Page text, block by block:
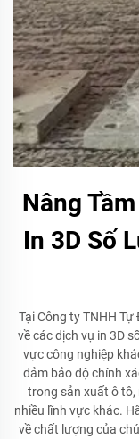
Nâng
In 3D Số
Tại Công ty TNHH
về các dịch vụ in 3D
vực công nghiệp
đảm bảo độ chính
trong sản xuất ô tô,
nhiều lĩnh vực khác.
về chất lượng của